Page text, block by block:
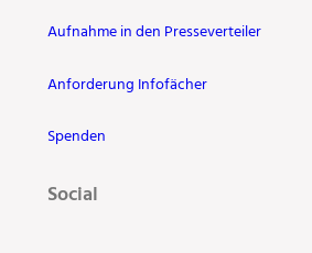
Aufnahme in den Presseverteiler
Anforderung Infofächer
Spenden
Social